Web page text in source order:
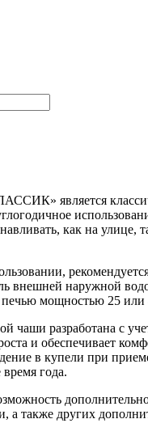
является
как на улице,
внешней наружной
печью мощностью 25 или
чаши разработана с
и обеспечивает
в купели при
года.
а также других